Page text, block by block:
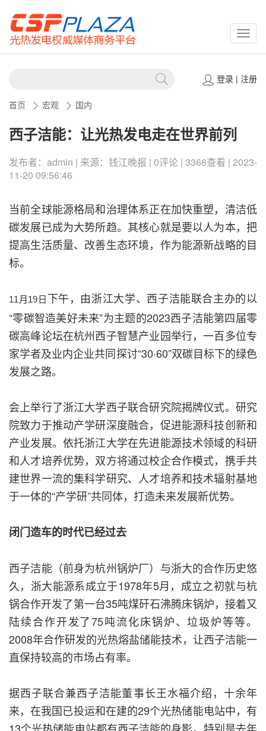
登录| 注册
首页 宏观 国内
西子洁能：让光热发电走在世界前列
发布者：admin | 来源：钱江晚报 | 0评论 | 3366查看 | 2023-
11-20 09:56:46
当前全球能源格局和治理体系正在加快重塑，清洁低
碳发展已成为大势所趋。其核心就是要以人为本，把
提高生活质量、改善生态环境，作为能源新战略的目
标。
11月19日 下午，由浙江大学、西子洁能联合主办的以
“零碳智造美好未来”为主题的2023西子洁能第四届零
碳高峰论坛在杭州西子智慧产业园举行，一百多位专
家学者及业内企业共同探讨“30·60”双碳目标下的绿色
发展之路。
会上举行了浙江大学西子联合研究院揭牌仪式。研究
院致力于推动产学研深度融合，促进能源科技创新和
产业发展。依托浙江大学在先进能源技术领域的科研
和人才培养优势，双方将通过校企合作模式，携手共
建世界一流的集科学研究、人才培养和技术辐射基地
于一体的“产学研”共同体，打造未来发展新优势。
闭门造车的时代已经过去
西子洁能（前身为杭州锅炉厂）与浙大的合作历史悠
久，浙大能源系成立于1978年5月，成立之初就与杭
锅合作开发了第一台35吨煤矸石沸腾床锅炉，接着又
陆续合作开发了75吨流化床锅炉、垃圾炉等等。
2008年合作研发的光热熔盐储能技术，让西子洁能一
直保持较高的市场占有率。
据西子联合兼西子洁能董事长王水福介绍，十余年
来，在我国已投运和在建的29个光热储能电站中，有